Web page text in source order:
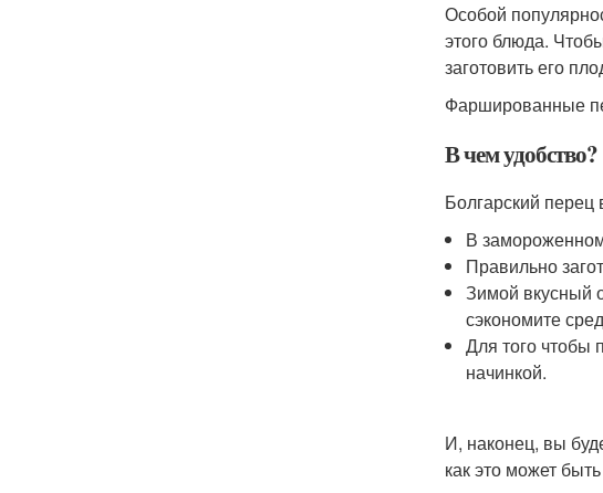
Особой
этого блюда.
заготовить его
Фаршированные
В чем удобство?
Болгарский
В
Правильно
Зимой вкусный
сэкономите
Для того чтобы
начинкой.
И, наконец, вы
как это может